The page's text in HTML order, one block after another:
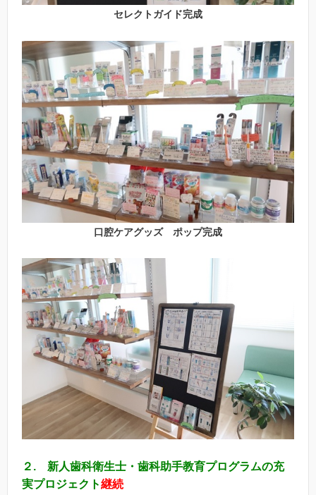
セレクトガイド完成
口腔ケアグッズ ポップ完成
２. 新人歯科衛生士・歯科助手教育プログラムの充
実プロジェクト継続